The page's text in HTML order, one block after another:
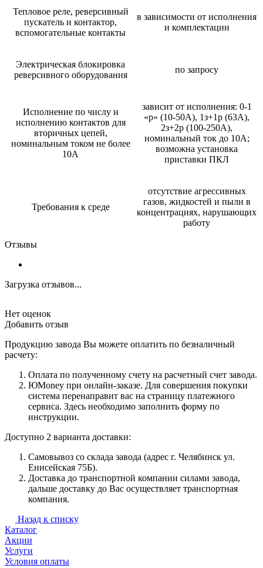
Тепловое реле, реверсивный
пускатель и контактор,
вспомогательные контакты
в зависимости от исполнения
и комплектации
Электрическая блокировка
реверсивного оборудования
по запросу
Исполнение по числу и
исполнению контактов для
вторичных цепей,
номинальным током не более
10А
зависит от исполнения: 0-1
«р» (10-50А), 1з+1р (63А),
2з+2р (100-250А),
номинальный ток до 10А;
возможна установка
приставки ПКЛ
Требования к среде
отсутствие агрессивных
газов, жидкостей и пыли в
концентрациях, нарушающих
работу
Отзывы
Загрузка отзывов...
Нет оценок
Добавить отзыв
Продукцию завода Вы можете оплатить по безналичный
расчету:
Оплата по полученному счету на расчетный счет завода.
ЮMoney при онлайн-заказе. Для совершения покупки
система перенаправит вас на страницу платежного
сервиса. Здесь необходимо заполнить форму по
инструкции.
Доступно 2 варианта доставки:
Самовывоз со склада завода (адрес г. Челябинск ул.
Енисейская 75Б).
Доставка до транспортной компании силами завода,
дальше доставку до Вас осуществляет транспортная
компания.
Назад к списку
Каталог
Акции
Услуги
Условия оплаты